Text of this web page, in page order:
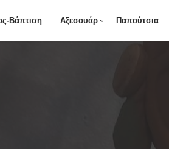
Βάπτιση Αξεσουάρ Παπούτσια